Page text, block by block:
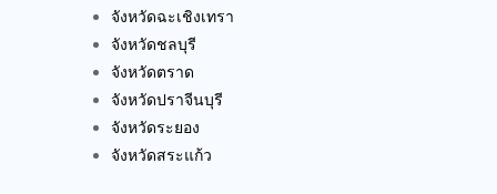
จังหวัดฉะเชิงเทรา
จังหวัดชลบุรี
จังหวัดตราด
จังหวัดปราจีนบุรี
จังหวัดระยอง
จังหวัดสระแก้ว